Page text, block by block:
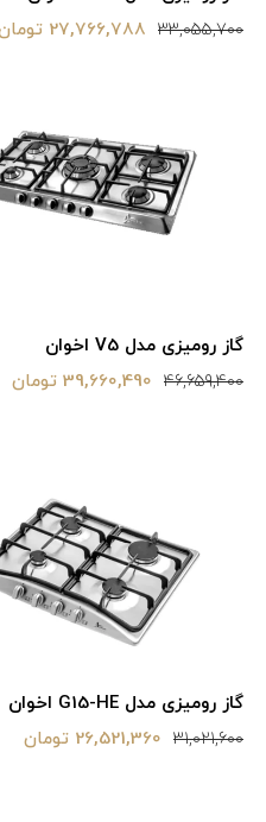
33,055,700 27,766,788 تومان
گاز رومیزی مدل V5 اخوان
46,659,400 39,660,490 تومان
گاز رومیزی مدل G15-HE اخوان
31,021,600 26,521,360 تومان